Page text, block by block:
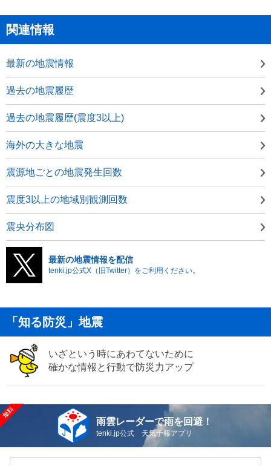
関連情報
最新の地震情報
過去の地震履歴
過去の地震履歴(震度3以上)
海外の大きな地震
震源地ごとの地震発生回数
震度3以上の地域別観測回数
震央分布図
最新の地震情報を配信
tenki.jp公式X（旧Twitter）をご利用ください。
「知る防災」地震
いざという時にあわてないために
確かな情報と行動で防災力アップ
雨雲レーダーで雨を回避！
tenki.jp公式 天気予報アプリ